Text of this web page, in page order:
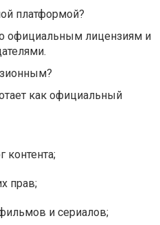
платформой?
официальным лицензиям и
как официальный
контента;
прав;
и сериалов;